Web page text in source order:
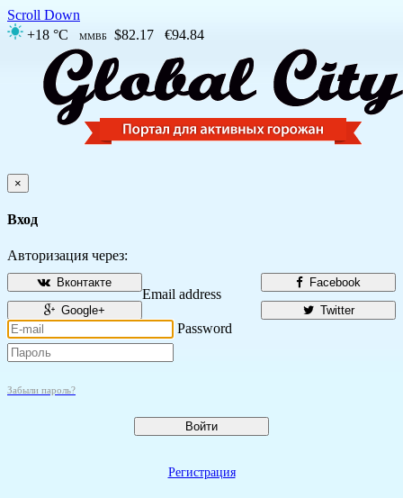
Scroll Down
+18 °C
ММВБ $82.17 €94.84
×
Вход
Авторизация через:
Facebook
Вконтакте
Twitter
Google+
Email address
Password
Забыли пароль?
Войти
Регистрация